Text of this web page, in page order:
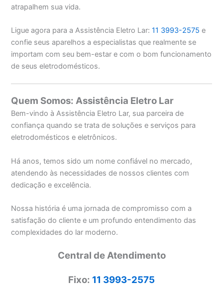
atrapalhem sua vida.
Ligue agora para a Assistência Eletro Lar:11 3993-2575 e
confie seus aparelhos a especialistas que realmente se
importam com seu bem-estar e com o bom funcionamento
de seus eletrodomésticos.
Quem Somos: Assistência Eletro Lar
Bem-vindo à Assistência Eletro Lar, sua parceira de
confiança quando se trata de soluções e serviços para
eletrodomésticos e eletrônicos.
Há anos, temos sido um nome confiável no mercado,
atendendo às necessidades de nossos clientes com
dedicação e excelência.
Nossa história é uma jornada de compromisso com a
satisfação do cliente e um profundo entendimento das
complexidades do lar moderno.
Central de Atendimento
Fixo: 11 3993-2575